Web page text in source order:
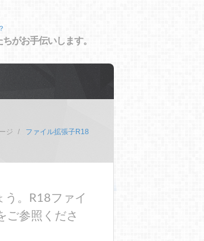
がお手伝いします。
ジ ファイル拡張子R18
。R18ファイ
ご参照くださ